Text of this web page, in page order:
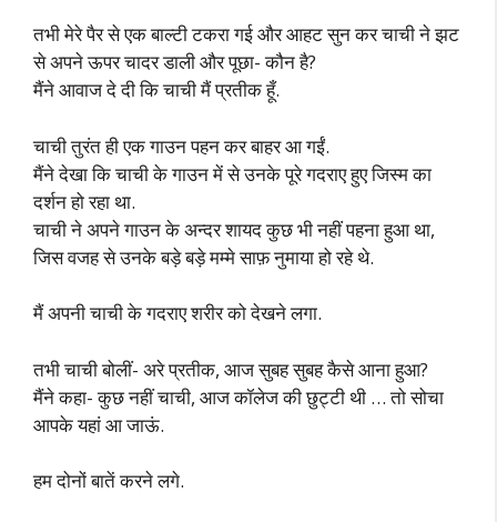
तभी मेरे पैर से एक बाल्टी टकरा गई और आहट सुन कर चाची ने झट
से अपने ऊपर चादर डाली और पूछा- कौन है?
मैंने आवाज दे दी कि चाची मैं प्रतीक हूँ.
चाची तुरंत ही एक गाउन पहन कर बाहर आ गईं.
मैंने देखा कि चाची के गाउन में से उनके पूरे गदराए हुए जिस्म का
दर्शन हो रहा था.
चाची ने अपने गाउन के अन्दर शायद कुछ भी नहीं पहना हुआ था,
जिस वजह से उनके बड़े बड़े मम्मे साफ़ नुमाया हो रहे थे.
मैं अपनी चाची के गदराए शरीर को देखने लगा.
तभी चाची बोलीं- अरे प्रतीक, आज सुबह सुबह कैसे आना हुआ?
मैंने कहा- कुछ नहीं चाची, आज कॉलेज की छुट्टी थी … तो सोचा
आपके यहां आ जाऊं.
हम दोनों बातें करने लगे.